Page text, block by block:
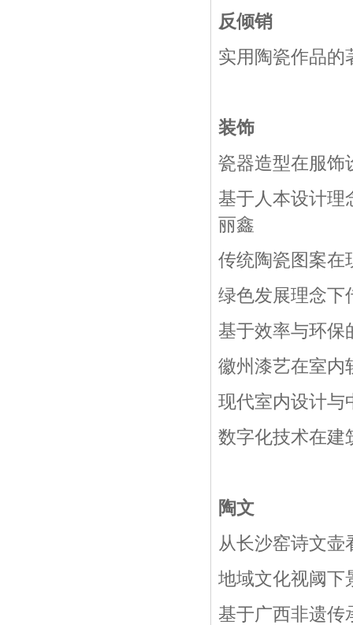
反倾销
实用陶瓷作品的
装饰
瓷器造型在服饰
基于人本设计理
丽鑫
传统陶瓷图案在
绿色发展理念下
基于效率与环保
徽州漆艺在室内
现代室内设计与
数字化技术在建
陶文
从长沙窑诗文壶
地域文化视阈下
基于广西非遗传